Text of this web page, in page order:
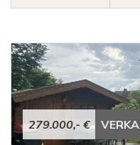
279.000,- €